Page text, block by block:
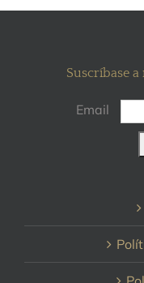
Suscríbase
Email